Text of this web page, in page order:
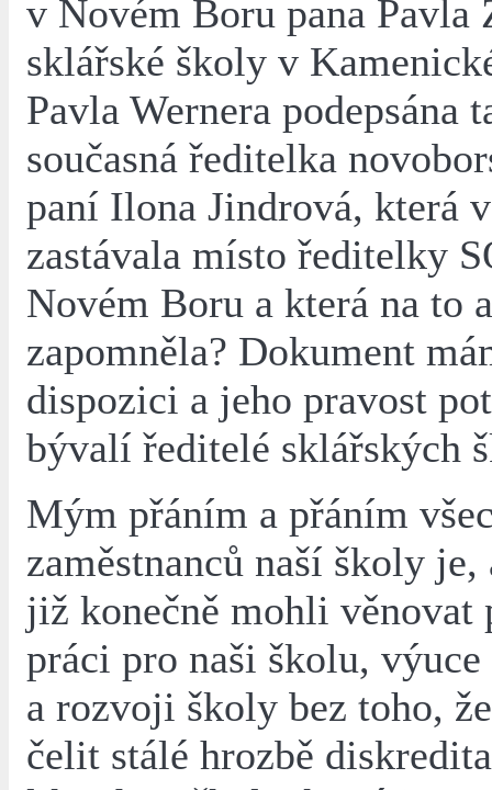
v Novém Boru pana Pavla
sklářské školy v
Pavla Wernera podepsána
současná ředitelka
paní Ilona Jindrová, která
zastávala místo ředitelky
Novém Boru a která na to
zapomněla? Dokument
dispozici a jeho pravost
bývalí ředitelé sklářských
Mým přáním a přáním
zaměstnanců naší školy je,
již konečně mohli věnovat
práci pro naši školu, výuce
a rozvoji školy bez toho,
čelit stálé hrozbě